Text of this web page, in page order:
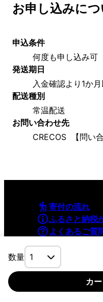
数量
カ
お申し込みにつ
申込条件
何度も申し込み可
発送期日
入金確認より1か
配送種別
常温配送
お問い合わせ先
CRECOS  【問い
寄付の流れ
ふるさと納税
よくあるご質
利用規約
プライバシー
©YAMAPInc.